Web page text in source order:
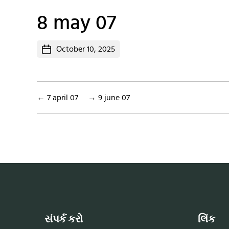
8 may 07
PostOctober 10, 2025
← 7 april 07 → 9 june 07
સંપર્ક કરો લિંક